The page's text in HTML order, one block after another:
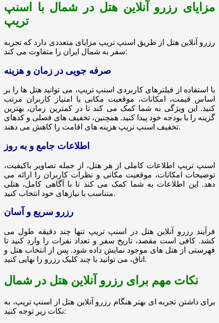
مزایای رزرو آنلاین هتل در شمال با اسنپ
تریپ
رزرو آنلاین هتل از طریق اسنپ تریپ مزایای متعددی دارد که تجربه
سفر به شمال ایران را متفاوت می کند:
صرفه جویی در زمان و هزینه
با استفاده از فیلترهای کاربردی اسنپ تریپ، می توانید هتل ها را بر
اساس قیمت، امکانات، موقعیت مکانی یا امتیاز کاربران مرتب
کنید. این ویژگی به شما کمک می کند تا در کمترین زمان، بهترین
گزینه را با بودجه خود پیدا کنید. همچنین، تخفیف های فصلی و کدهای
تخفیف اسنپ تریپ هزینه های اقامت را کاهش می دهند.
اطلاعات جامع و به روز
اسنپ تریپ اطلاعات کاملی از هر هتل، از جمله تصاویر باکیفیت،
توضیحات امکانات، موقعیت مکانی و نظرات کاربران را ارائه می
دهد. این اطلاعات به شما کمک می کند تا با آگاهی کامل، هتلی
متناسب با نیازهای خود انتخاب کنید.
رزرو سریع و آسان
فرآیند رزرو آنلاین هتل در اسنپ تریپ تنها چند دقیقه طول می
کشد. کافی است مقصد، تاریخ سفر و تعداد نفرات را وارد کنید تا
فهرستی از هتل های موجود نمایش داده شود. پس از انتخاب هتل و
اتاق، می توانید با چند کلیک رزرو را نهایی کنید.
نکات مهم برای رزرو آنلاین هتل در شمال
برای داشتن تجربه ای بهتر هنگام رزرو آنلاین هتل از اسنپ تریپ، به
نکات زیر توجه کنید: